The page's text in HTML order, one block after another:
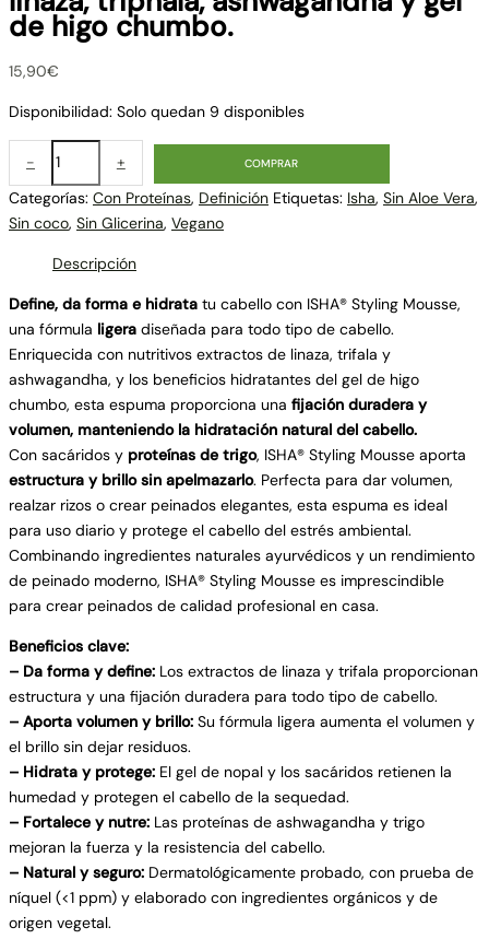
de higo chumbo.
15,90€
Disponibilidad: Solo quedan 9 disponibles
- + COMPRAR
Categorías: Con Proteínas, Definición Etiquetas: Isha, Sin Aloe Vera,
Sin coco, Sin Glicerina, Vegano
Descripción
Define, da forma e hidrata tu cabello con ISHA® Styling Mousse,
una fórmula ligera diseñada para todo tipo de cabello.
Enriquecida con nutritivos extractos de linaza, trifala y
ashwagandha, y los beneficios hidratantes del gel de higo
chumbo, esta espuma proporciona una fijación duradera y
volumen, manteniendo la hidratación natural del cabello.
Con sacáridos y proteínas de trigo, ISHA® Styling Mousse aporta
estructura y brillo sin apelmazarlo. Perfecta para dar volumen,
realzar rizos o crear peinados elegantes, esta espuma es ideal
para uso diario y protege el cabello del estrés ambiental.
Combinando ingredientes naturales ayurvédicos y un rendimiento
de peinado moderno, ISHA® Styling Mousse es imprescindible
para crear peinados de calidad profesional en casa.
Beneficios clave:
– Da forma y define: Los extractos de linaza y trifala proporcionan
estructura y una fijación duradera para todo tipo de cabello.
– Aporta volumen y brillo: Su fórmula ligera aumenta el volumen y
el brillo sin dejar residuos.
– Hidrata y protege: El gel de nopal y los sacáridos retienen la
humedad y protegen el cabello de la sequedad.
– Fortalece y nutre: Las proteínas de ashwagandha y trigo
mejoran la fuerza y ​​la resistencia del cabello.
– Natural y seguro: Dermatológicamente probado, con prueba de
níquel (<1 ppm) y elaborado con ingredientes orgánicos y de
origen vegetal.